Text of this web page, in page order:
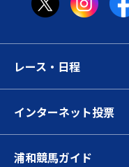
レース・日程
インターネット投票
浦和競馬ガイド